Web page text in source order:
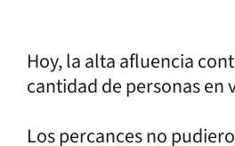
Hoy, la alta afluencia
cantidad de personas en
Los percances no